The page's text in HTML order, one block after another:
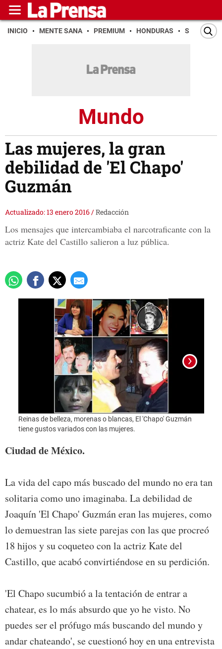
INICIO MENTE SANA PREMIUM HONDURAS SAN PEDRO
Mundo
Las mujeres, la gran
debilidad de 'El Chapo'
Guzmán
Actualizado: 13 enero 2016/Redacción
Los mensajes que intercambiaba el narcotraficante con la
actriz Kate del Castillo salieron a luz pública.
Reinas de belleza, morenas o blancas, El 'Chapo' Guzmán
tiene gustos variados con las mujeres.
Ciudad de México.
La vida del capo más buscado del mundo no era tan
solitaria como uno imaginaba. La debilidad de
Joaquín 'El Chapo' Guzmán eran las mujeres, como
lo demuestran las siete parejas con las que procreó
18 hijos y su coqueteo con la actriz Kate del
Castillo, que acabó convirtiéndose en su perdición.
'El Chapo sucumbió a la tentación de entrar a
chatear, es lo más absurdo que yo he visto. No
puedes ser el prófugo más buscando del mundo y
andar chateando', se cuestionó hoy en una entrevista